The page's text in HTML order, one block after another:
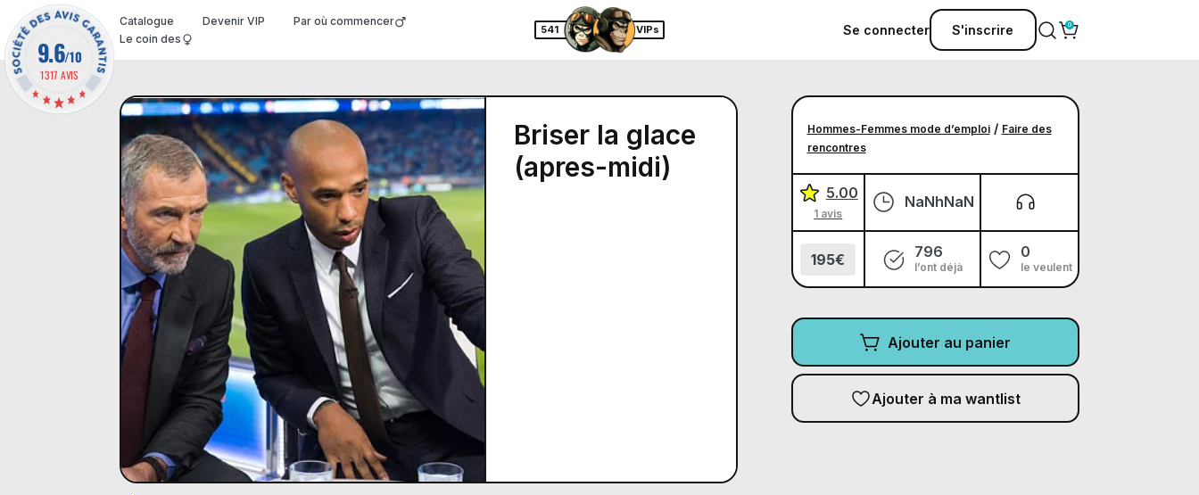
Catalogue Devenir VIP
Par où commencer
Le coin des
541 VIPs Se connecter S'inscrire
Hommes-Femmes mode d’emploi/ Faire des
rencontres
5.00
1 avis
195€
NaNhNaN
796
l’ont déjà
0
le veulent
Ajouter au panier
Ajouter à ma wantlist
Briser la glace
(apres-midi)
9.6/10
1317 AVIS